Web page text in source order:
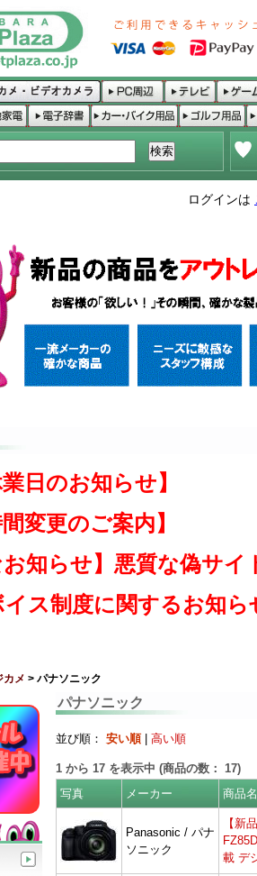
ログインは
業日のお知らせ】
間変更のご案内】
お知らせ】悪質な偽サ
イス制度に関するお知ら
カメ > パナソニック
パナソニック
並び順： 安い順| 高い順 在
1 から 17 を表示中 (商品の数： 17)
写真
メーカー 商品名
Panasonic / パナ
ソニック
【新
載 デ